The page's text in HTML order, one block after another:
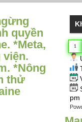
quyền
*Meta,
viện.
*Nông
thử
1
pm